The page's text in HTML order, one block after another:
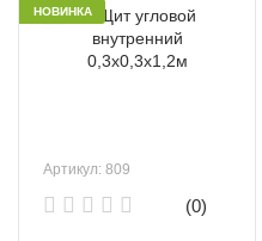
НОВИНКА
Артикул: 809
(0)